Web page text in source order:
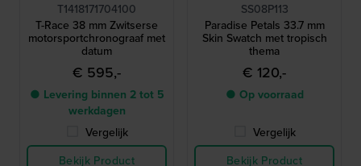
T1418171704100
T-Race 38 mm Zwitserse
motorsportchronograaf met
datum
€ 595,-
● Levering binnen 2 tot 5
werkdagen
Vergelijk
Bekijk Product
SS08P113
Paradise Petals 33.7 mm
Skin Swatch met tropisch
thema
€ 120,-
● Op voorraad
Vergelijk
Bekijk Product